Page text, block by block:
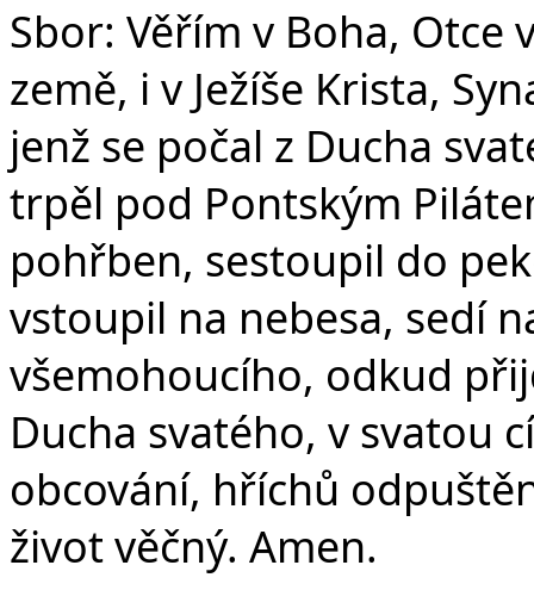
Sbor: Věřím v Boha,
země, i v Ježíše Krista,
jenž se počal z Ducha
trpěl pod Pontským
pohřben, sestoupil do
vstoupil na nebesa, sedí
všemohoucího, odkud
Ducha svatého, v svatou
obcování, hříchů
život věčný. Amen.